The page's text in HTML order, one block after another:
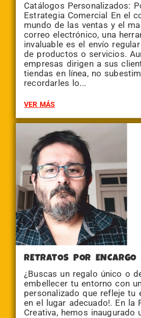
Catálogos Personalizados:
Estrategia Comercial En el
mundo de las ventas y el
correo electrónico, una
invaluable es el envío
de productos o servicios.
empresas dirigen a sus
tiendas en línea, no
recordarles lo...
VER MÁS
RETRATOS POR ENCARGO
¿Buscas un regalo único o
embellecer tu entorno con
personalizado que refleje tu
en el lugar adecuado!. En la
Creativa, hemos inaugurado